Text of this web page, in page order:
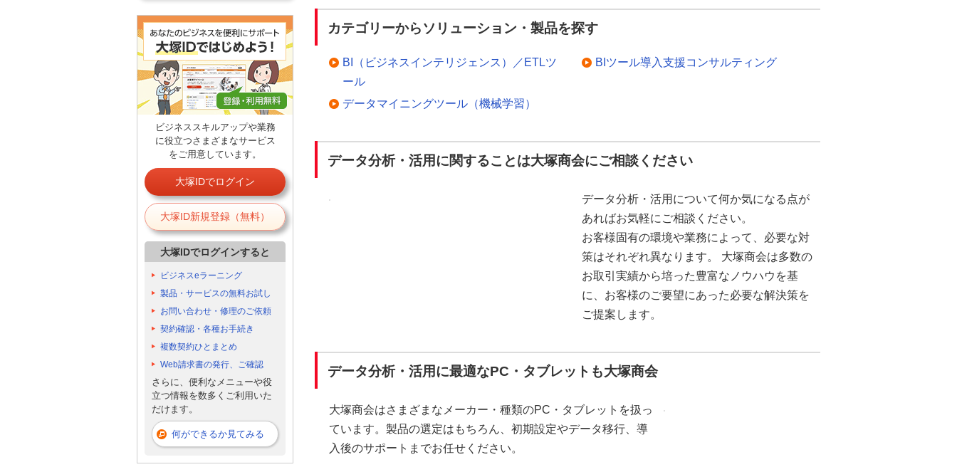
カテゴリーからソリューション・製品を探す
BI（ビジネスインテリジェンス）／ETLツ
ール
データマイニングツール（機械学習）
BIツール導入支援コンサルティング
データ分析・活用に関することは大塚商会にご相談ください
データ分析・活用について何か気になる点が
あればお気軽にご相談ください。
お客様固有の環境や業務によって、必要な対
策はそれぞれ異なります。 大塚商会は多数の
お取引実績から培った豊富なノウハウを基
に、お客様のご要望にあった必要な解決策を
ご提案します。
データ分析・活用に最適なPC・タブレットも大塚商会
大塚商会はさまざまなメーカー・種類のPC・タブレットを扱っ
ています。製品の選定はもちろん、初期設定やデータ移行、導
入後のサポートまでお任せください。
ビジネススキルアップや業務
に役立つさまざまなサービス
をご用意しています。
大塚IDでログイン
大塚ID新規登録（無料）
大塚IDでログインすると
ビジネスeラーニング
製品・サービスの無料お試し
お問い合わせ・修理のご依頼
契約確認・各種お手続き
複数契約ひとまとめ
Web請求書の発行、ご確認
さらに、便利なメニューや役
立つ情報を数多くご利用いた
だけます。
何ができるか見てみる